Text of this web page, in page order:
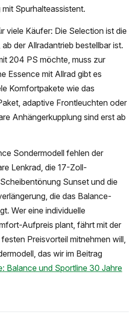
Spurhalteassistent.
viele Käufer: Die Selection ist die
der Allradantrieb bestellbar ist.
204 PS möchte, muss zur
Essence mit Allrad gibt es
Komfortpakete wie das
adaptive Frontleuchten oder
Anhängerkupplung sind erst ab
Sondermodell fehlen der
Lenkrad, die 17-Zoll-
Sunset und die
die das Balance-
Wer eine individuelle
Aufpreis plant, fährt mit der
Preisvorteil mitnehmen will,
das wir im Beitrag
Balance und Sportline 30 Jahre